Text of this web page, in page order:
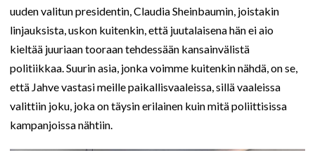
uuden valitun presidentin, Claudia Sheinbaumin, joistakin
linjauksista, uskon kuitenkin, että juutalaisena hän ei aio
kieltää juuriaan tooraan tehdessään kansainvälistä
politiikkaa. Suurin asia, jonka voimme kuitenkin nähdä, on se,
että Jahve vastasi meille paikallisvaaleissa, sillä vaaleissa
valittiin joku, joka on täysin erilainen kuin mitä poliittisissa
kampanjoissa nähtiin.